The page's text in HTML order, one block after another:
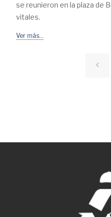
se reunieron en la plaza de
vitales.
Ver más...